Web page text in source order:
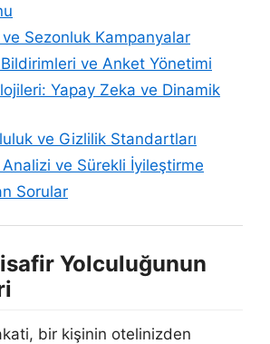
Sezonluk Kampanyalar
ve Anket Yönetimi
Yapay Zeka ve Dinamik
ve Gizlilik Standartları
ve Sürekli İyileştirme
Sorular
Yolculuğunun
bir kişinin otelinizden